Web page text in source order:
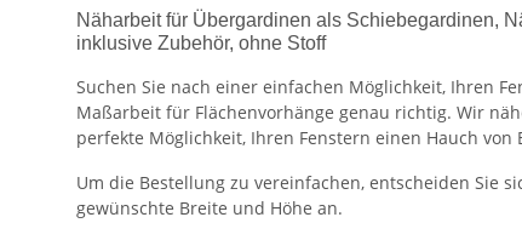
Näharbeit für Übergardinen als Schiebegardinen,
inklusive Zubehör, ohne Stoff
Suchen Sie nach einer einfachen Möglichkeit, Ihren
Maßarbeit für Flächenvorhänge genau richtig. Wir
perfekte Möglichkeit, Ihren Fenstern einen Hauch
Um die Bestellung zu vereinfachen, entscheiden Sie
gewünschte Breite und Höhe an.